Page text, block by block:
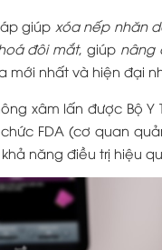
giúp xóa nếp nhăn
đôi mắt, giúp nâng
nhất và hiện đại
xâm lấn được Bộ
FDA (cơ quan
năng điều trị hiệu